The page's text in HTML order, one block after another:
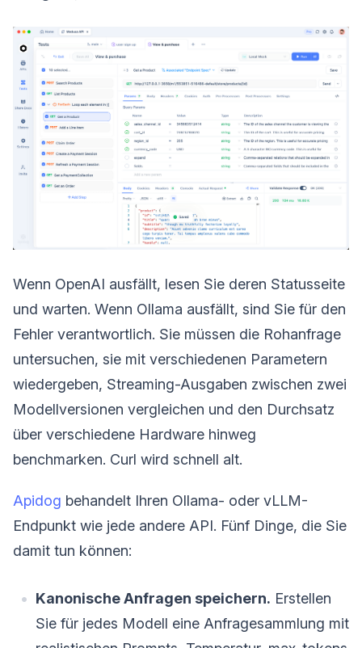
Wenn OpenAI ausfällt, lesen Sie deren Statusseite
und warten. Wenn Ollama ausfällt, sind Sie für den
Fehler verantwortlich. Sie müssen die Rohanfrage
untersuchen, sie mit verschiedenen Parametern
wiedergeben, Streaming-Ausgaben zwischen zwei
Modellversionen vergleichen und den Durchsatz
über verschiedene Hardware hinweg
benchmarken. Curl wird schnell alt.
Apidog behandelt Ihren Ollama- oder vLLM-
Endpunkt wie jede andere API. Fünf Dinge, die Sie
damit tun können:
Kanonische Anfragen speichern. Erstellen
Sie für jedes Modell eine Anfragesammlung mit